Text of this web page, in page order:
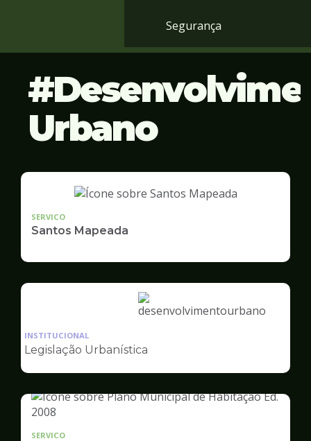
Segurança
Urbano
SERVICO
Santos Mapeada
Ilustração
Desenvolvimento
Urbano
INSTITUCIONAL
Legislação Urbanística
SERVICO